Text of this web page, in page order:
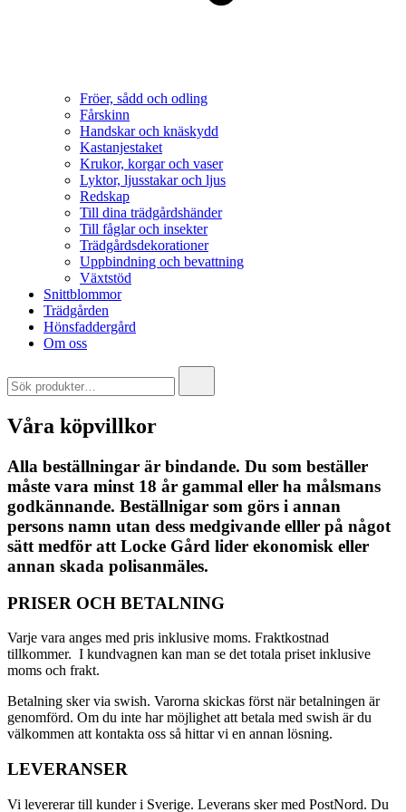
Fröer, sådd och odling
Fårskinn
Handskar och knäskydd
Kastanjestaket
Krukor, korgar och vaser
Lyktor, ljusstakar och ljus
Redskap
Till dina trädgårdshänder
Till fåglar och insekter
Trädgårdsdekorationer
Uppbindning och bevattning
Växtstöd
Snittblommor
Trädgården
Hönsfaddergård
Om oss
for:
Våra köpvillkor
Alla beställningar är bindande. Du som beställer
måste vara minst 18 år gammal eller ha målsmans
godkännande. Beställnigar som görs i annan
persons namn utan dess medgivande elller på något
sätt medför att Locke Gård lider ekonomisk eller
annan skada polisanmäles.
PRISER OCH BETALNING
Varje vara anges med pris inklusive moms. Fraktkostnad
tillkommer. I kundvagnen kan man se det totala priset inklusive
moms och frakt.
Betalning sker via swish. Varorna skickas först när betalningen är
genomförd. Om du inte har möjlighet att betala med swish är du
välkommen att kontakta oss så hittar vi en annan lösning.
LEVERANSER
Vi levererar till kunder i Sverige. Leverans sker med PostNord. Du